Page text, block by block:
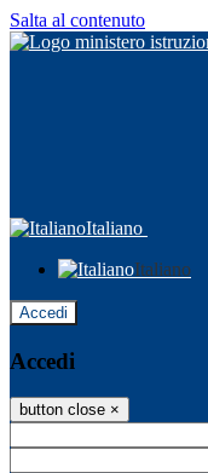
Salta al contenuto
Italiano
Italiano
Accedi
Accedi
button close ×